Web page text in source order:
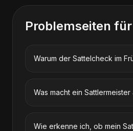
Problemseiten für
Warum der Sattelcheck im
Was macht ein Sattlermeister
Wie erkenne ich, ob mein